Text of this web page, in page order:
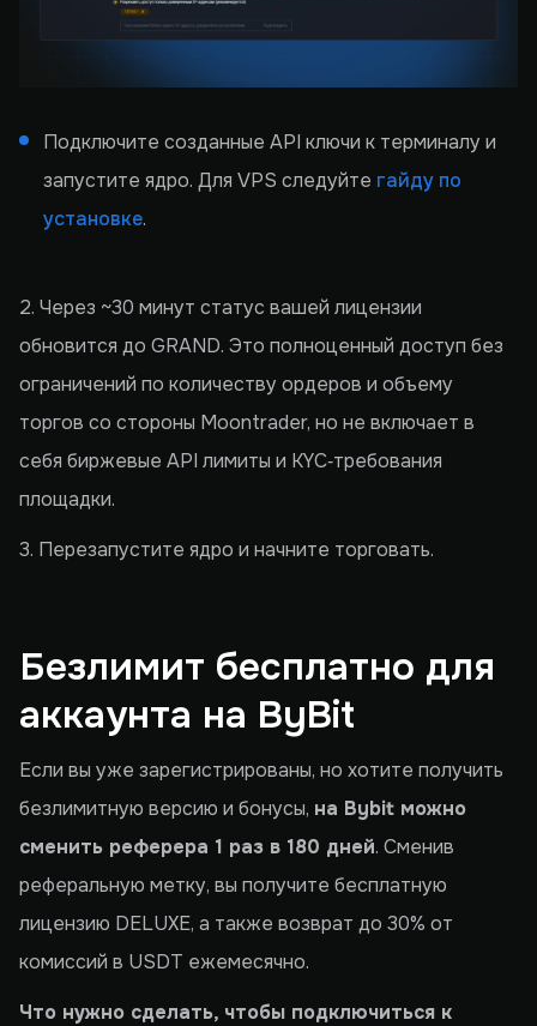
Подключите созданные API ключи к терминалу и
запустите ядро. Для VPS следуйте гайду по
установке.
2. Через ~30 минут статус вашей лицензии
обновится до GRAND. Это полноценный доступ без
ограничений по количеству ордеров и объему
торгов со стороны Moontrader, но не включает в
себя биржевые API лимиты и KYC‑требования
площадки.
3. Перезапустите ядро и начните торговать.
Безлимит бесплатно для
аккаунта на ByBit
Если вы уже зарегистрированы, но хотите получить
безлимитную версию и бонусы, на Bybit можно
сменить реферера 1 раз в 180 дней. Сменив
реферальную метку, вы получите бесплатную
лицензию DELUXE, а также возврат до 30% от
комиссий в USDT ежемесячно.
Что нужно сделать, чтобы подключиться к